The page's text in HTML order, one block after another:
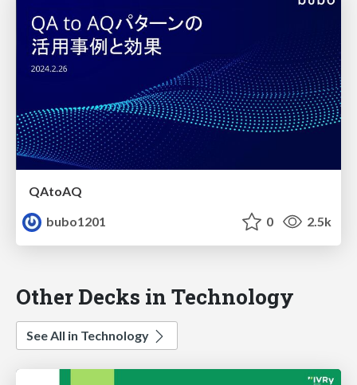
QAtoAQ
bubo1201
0 2.5k
Other Decks in Technology
See All in Technology